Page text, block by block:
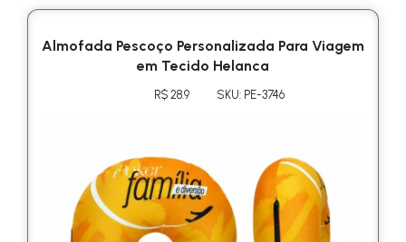
Almofada Pescoço Personalizada Para Viagem
em Tecido Helanca
R$ 28.9 SKU: PE-3746